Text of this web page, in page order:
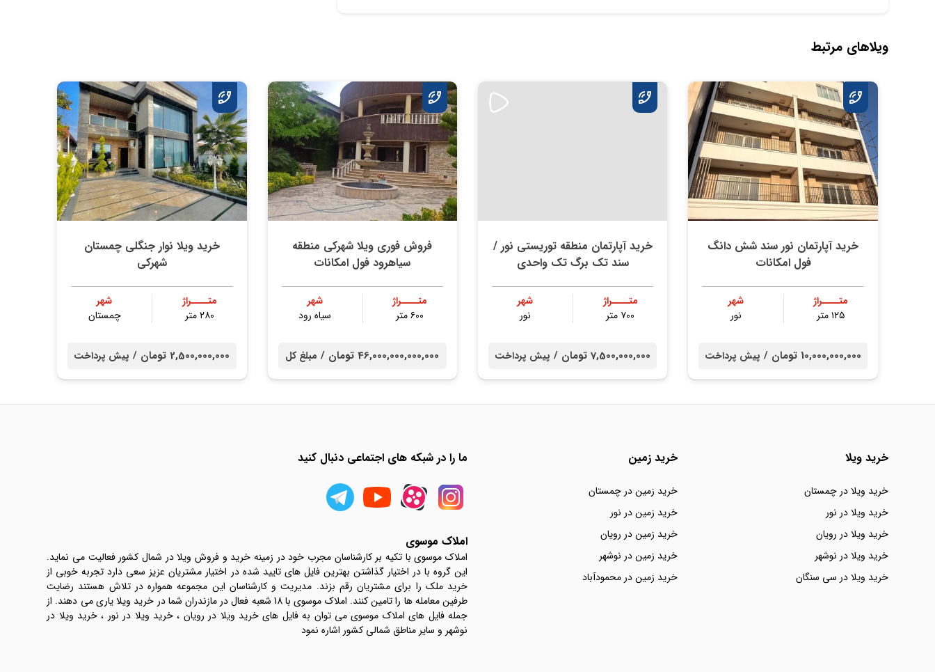
ویلاهای مرتبط
خرید آپارتمان نور سند شش دانگ
فول امکانات
متــــراژ
۱۲۵ متر
شهر
نور
10,000,000,000 تومان / پیش پرداخت
خرید آپارتمان منطقه توریستی نور /
سند تک برگ تک واحدی
متــــراژ
۷۰۰ متر
شهر
نور
7,500,000,000 تومان / پیش پرداخت
فروش فوری ویلا شهرکی منطقه
سیاهرود فول امکانات
متــــراژ
۶۰۰ متر
شهر
سیاه رود
46,000,000,000,000 تومان / مبلغ کل
خرید ویلا نوار جنگلی چمستان
شهرکی
متــــراژ
۲۸۰ متر
شهر
چمستان
2,500,000,000 تومان / پیش پرداخت
خرید ویلا
خرید ویلا در چمستان
خرید ویلا در نور
خرید ویلا در رویان
خرید ویلا در نوشهر
خرید ویلا در سی سنگان
خرید زمین
خرید زمین در چمستان
خرید زمین در نور
خرید زمین در رویان
خرید زمین در نوشهر
خرید زمین در محمودآباد
ما را در شبکه های اجتماعی دنبال کنید
املاک موسوی
املاک موسوی با تکیه بر کارشناسان مجرب خود در زمینه خرید و فروش ویلا در شمال کشور فعالیت می نماید.
این گروه با در اختیار گذاشتن بهترین فایل های تایید شده در اختیار مشتریان عزیز سعی دارد تجربه خوبی از
خرید ملک را برای مشتریان رقم بزند. مدیریت و کارشناسان این مجموعه همواره در تلاش هستند رضایت
طرفین معامله ها را تامین کنند. املاک موسوی با 18 شعبه فعال در مازندران شما در خرید ویلا یاری می دهند. از
جمله فایل های املاک موسوی می توان به فایل های خرید ویلا در رویان ، خرید ویلا در نور ، خرید ویلا در
نوشهر و سایر مناطق شمالی کشور اشاره نمود